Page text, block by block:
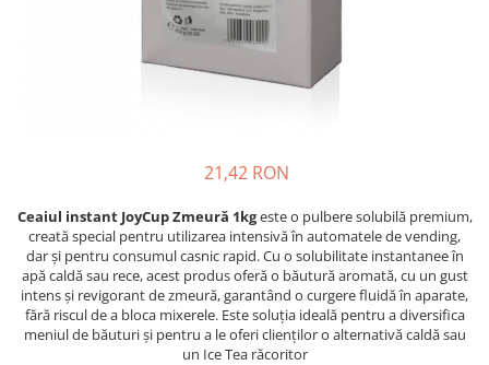
Ciocolata calda
Lapte instant
Pliculete Zahar si Miere
Siropuri
21,42 RON
Ceaiul instant JoyCup Zmeură 1kgeste o pulbere solubilă premium,
creată special pentru utilizarea intensivă în automatele de vending,
dar și pentru consumul casnic rapid. Cu o solubilitate instantanee în
apă caldă sau rece, acest produs oferă o băutură aromată, cu un gust
intens și revigorant de zmeură, garantând o curgere fluidă în aparate,
fără riscul de a bloca mixerele. Este soluția ideală pentru a diversifica
meniul de băuturi și pentru a le oferi clienților o alternativă caldă sau
un Ice Tea răcoritor